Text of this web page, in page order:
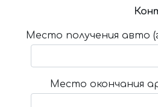
Место получения авто
Место окончания